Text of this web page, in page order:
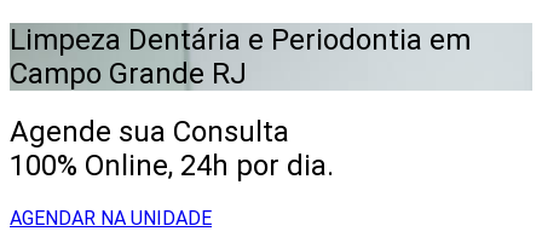
Limpeza Dentária e Periodontia em
Campo Grande RJ
Agende sua Consulta
100% Online, 24h por dia.
AGENDAR NA UNIDADE